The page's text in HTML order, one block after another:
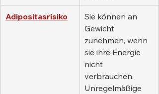
Adipositasrisiko
Sie können an
Gewicht
zunehmen, wenn
sie ihre Energie
nicht
verbrauchen.
Unregelmäßige